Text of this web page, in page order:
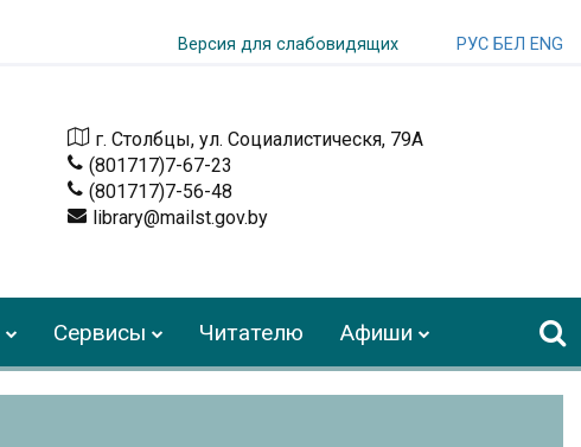
Версия для слабовидящих РУС БЕЛ ENG
г. Столбцы, ул. Социалистическя, 79А
(801717)7-67-23
(801717)7-56-48
library@mailst.gov.by
Сервисы Читателю Афиши